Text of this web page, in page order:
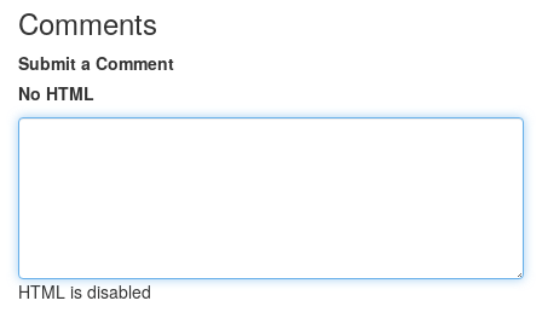
Comments
Submit a Comment
No HTML
HTML is disabled